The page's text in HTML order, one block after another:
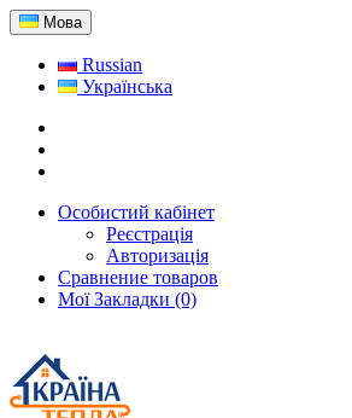
Мова
Russian
Українська
Особистий кабінет
Реєстрація
Авторизація
Сравнение товаров
Мої Закладки (0)